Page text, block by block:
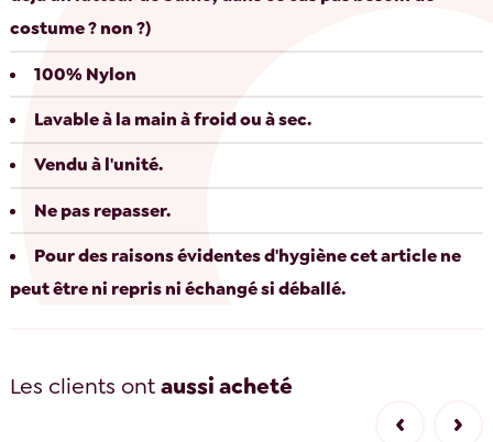
costume ? non ?)
100% Nylon
Lavable à la main à froid ou à sec.
Vendu à l'unité.
Ne pas repasser.
Pour des raisons évidentes d'hygiène cet article ne
peut être ni repris ni échangé si déballé.
Les clients ontaussi acheté